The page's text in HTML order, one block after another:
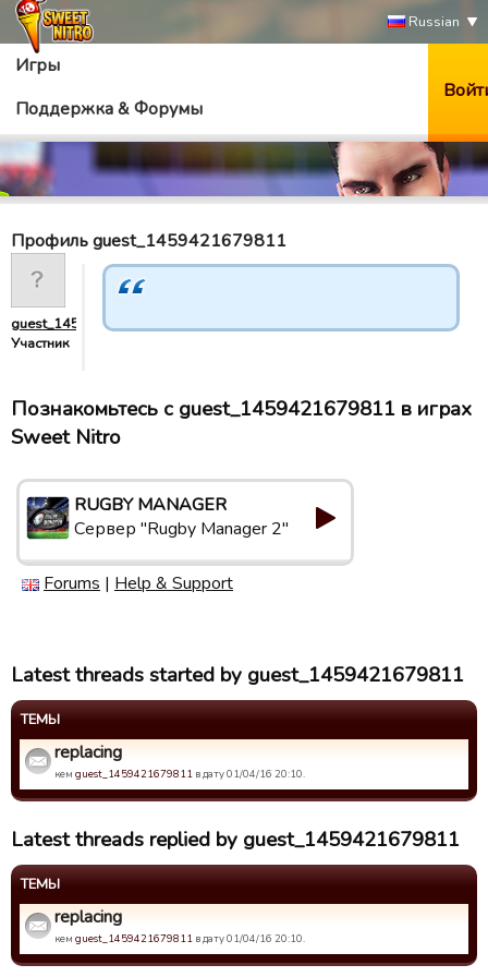
Russian
Игры
Поддержка & Форумы
Профиль guest_1459421679811
guest_1459421679811
Участник
Познакомьтесь с guest_1459421679811 в играх
Sweet Nitro
RUGBY MANAGER
Сервер "Rugby Manager 2"
Forums | Help & Support
Latest threads started by guest_1459421679811
ТЕМЫ
replacing
кем guest_1459421679811 в дату 01/04/16 20:10.
Latest threads replied by guest_1459421679811
ТЕМЫ
replacing
кем guest_1459421679811 в дату 01/04/16 20:10.